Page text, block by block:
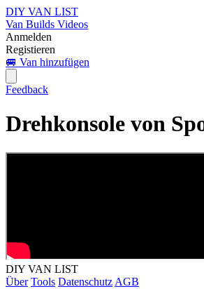
DIY VAN LIST
Van Builds Videos
Anmelden
Registieren
🚐 Van hinzufügen
Feedback
Drehkonsole von
DIY VAN LIST
Über Tools Datenschutz AGB